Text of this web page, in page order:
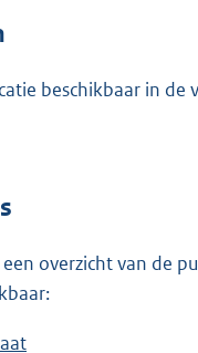
beschikbaar in de
overzicht van de